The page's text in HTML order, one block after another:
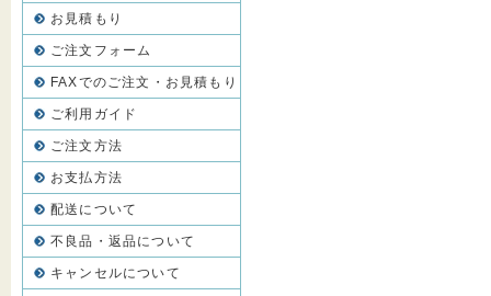
お見積もり
ご注文フォーム
FAXでのご注文・お見積もり
ご利用ガイド
ご注文方法
お支払方法
配送について
不良品・返品について
キャンセルについて